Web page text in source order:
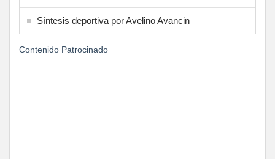
Síntesis deportiva por Avelino Avancin
Contenido Patrocinado